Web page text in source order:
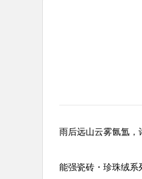
雨后远山云雾氤氲，
能强瓷砖・珍珠绒系